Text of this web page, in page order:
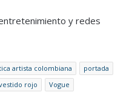
y redes
artista colombiana
portada
rojo
Vogue